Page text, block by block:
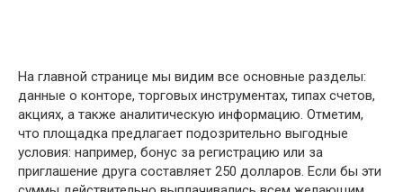
На главной странице мы видим все основные разделы:
данные о конторе, торговых инструментах, типах счетов,
акциях, а также аналитическую информацию. Отметим,
что площадка предлагает подозрительно выгодные
условия: например, бонус за регистрацию или за
приглашение друга составляет 250 долларов. Если бы эти